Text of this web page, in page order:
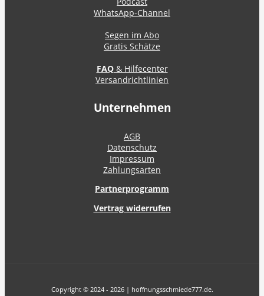
WhatsApp-Channel
Segen im Abo
Gratis Schätze
FAQ& Hilfecenter
Versandrichtlinien
Unternehmen
AGB
Datenschutz
Impressum
Zahlungsarten
Partnerprogramm
Vertrag widerrufen
Copyright © 2024 - 2026 | hoffnungsschmiede777.de.